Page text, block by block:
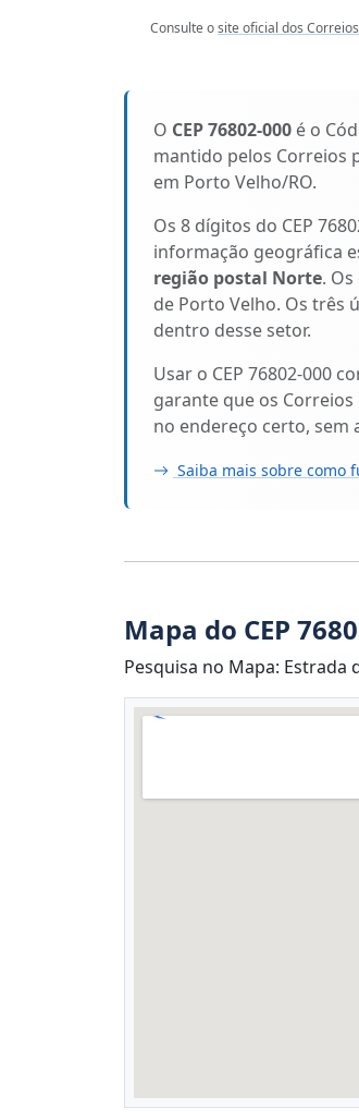
Consulte osite oficial dos Correios
O CEP 76802-000 é o
mantido pelos Correios
em Porto Velho/RO.
Os 8 dígitos do CEP
informação geográfica
região postal Norte.
de Porto Velho. Os três
dentro desse setor.
Usar o CEP 76802-000
garante que os
no endereço certo, sem
Saiba mais sobre como
Mapa do CEP
Pesquisa no Mapa: Estrada